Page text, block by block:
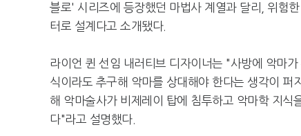
블로' 시리즈에 등장했던 마법사 계열과 달리, 위험
터로 설계다고 소개됐다.
라이언 퀸 선임 내러티브 디자이너는 "사방에 악마
식이라도 추구해 악마를 상대해야 한다는 생각이
해 악마술사가 비제레이 탑에 침투하고 악마학 지
다"라고 설명했다.